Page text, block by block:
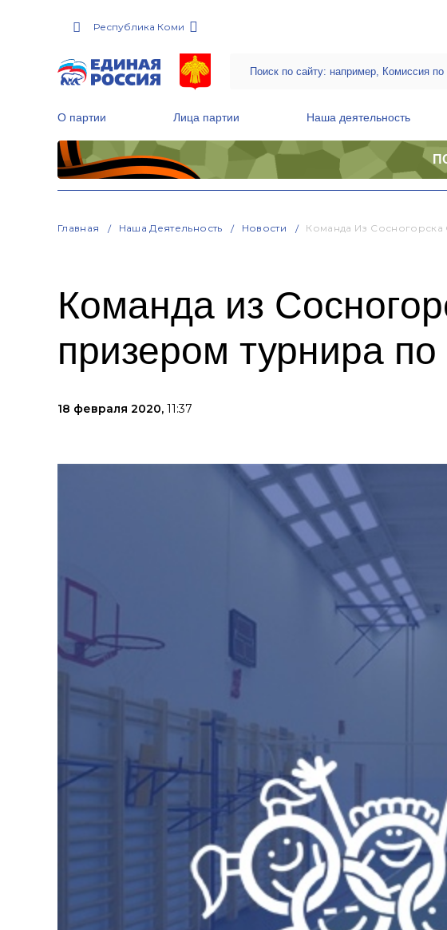
Республика Коми
О партии Лица партии Наша деятельность
Главная Наша Деятельность Новости Команда Из
Команда из
призером турнира
18 февраля 2020, 11:37